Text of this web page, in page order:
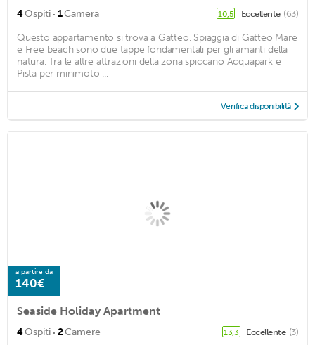
4Ospiti · 1Camera 10,5 Eccellente (63)
Questo appartamento si trova a Gatteo. Spiaggia di Gatteo Mare
e Free beach sono due tappe fondamentali per gli amanti della
natura. Tra le altre attrazioni della zona spiccano Acquapark e
Pista per minimoto ...
Verifica disponibilità
a partire da
140€
Seaside Holiday Apartment
4Ospiti · 2Camere 13,3 Eccellente (3)